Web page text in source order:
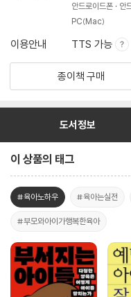
안드로이드폰
안
PC(Mac)
이용안내 TTS 가능
종이책 구매
도서정보
이 상품의 태그
#육아노하우 #육아는실전
#부모와아이가행복한육아